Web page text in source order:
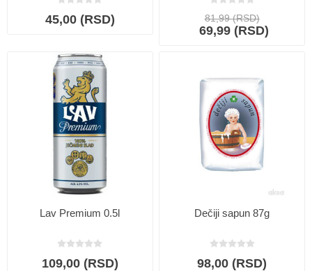
45,00 (RSD) 81,99 (RSD)
69,99 (RSD)
Lav Premium 0.5l
109,00 (RSD)
Dečiji sapun 87g
98,00 (RSD)